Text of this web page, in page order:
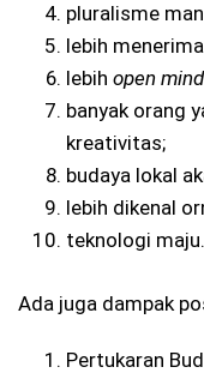
pluralisme
lebih
lebih open
banyak orang
kreativitas;
budaya lokal
lebih dikenal
teknologi maju.
Ada juga dampak
Pertukaran